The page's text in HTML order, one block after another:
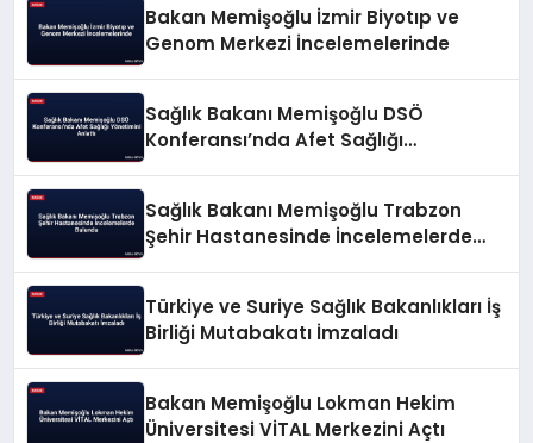
Bakan Memişoğlu İzmir Biyotıp ve
Genom Merkezi İncelemelerinde
Sağlık Bakanı Memişoğlu DSÖ
Konferansı’nda Afet Sağlığı
Sağlık Bakanı Memişoğlu Trabzon
Şehir Hastanesinde İncelemelerde
Türkiye ve Suriye Sağlık Bakanlıkları İş
Birliği Mutabakatı İmzaladı
Bakan Memişoğlu Lokman Hekim
Üniversitesi VİTAL Merkezini Açtı